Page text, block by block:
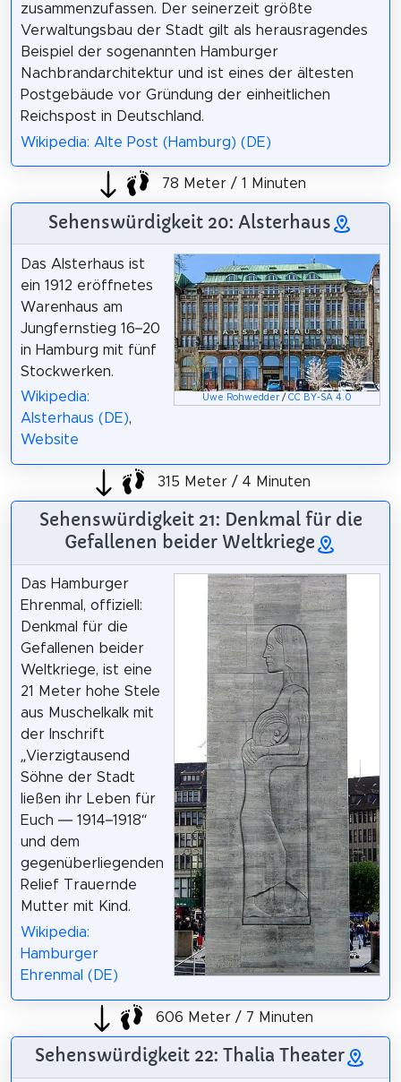
zusammenzufassen. Der seinerzeit größte
Verwaltungsbau der Stadt gilt als herausragendes
Beispiel der sogenannten Hamburger
Nachbrandarchitektur und ist eines der ältesten
Postgebäude vor Gründung der einheitlichen
Reichspost in Deutschland.
Wikipedia: Alte Post (Hamburg) (DE)
78 Meter / 1 Minuten
Sehenswürdigkeit 20: Alsterhaus
Uwe Rohwedder /CC BY-SA 4.0
Das Alsterhaus ist
ein 1912 eröffnetes
Warenhaus am
Jungfernstieg 16–20
in Hamburg mit fünf
Stockwerken.
Wikipedia:
Alsterhaus (DE),
Website
315 Meter / 4 Minuten
Sehenswürdigkeit 21: Denkmal für die
Gefallenen beider Weltkriege
Das Hamburger
Ehrenmal, offiziell:
Denkmal für die
Gefallenen beider
Weltkriege, ist eine
21 Meter hohe Stele
aus Muschelkalk mit
der Inschrift
„Vierzigtausend
Söhne der Stadt
ließen ihr Leben für
Euch — 1914–1918“
und dem
gegenüberliegenden
Relief Trauernde
Mutter mit Kind.
Wikipedia:
Hamburger
Ehrenmal (DE)
606 Meter / 7 Minuten
Sehenswürdigkeit 22: Thalia Theater